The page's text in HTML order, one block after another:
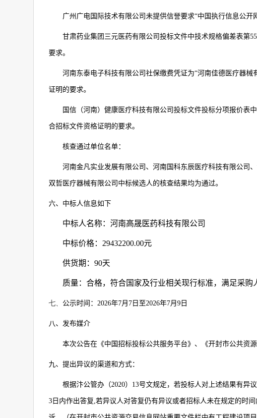
广州广电国际技术有限公司未提供信誉要求“中国执行信息公
甘肃药业集团三元医药有限公司投标文件中技术规格偏差表第55
要求。
河南东泰电子科技有限公司社保缴费凭证为“河南佳德医疗器械
证明的要求。
国信（河南）健康医疗科技有限公司投标文件投标分项报价表
合招标文件资格证明的要求。
核查通过单位名单：
河南金凡实业发展有限公司、河南国科东辰医疗科技有限公司
双哲医疗器械有限公司中标候选人的核查结果均为通过。
六、中标人信息如下
中标人名称：河南高晟医药科技有限公司
中标价格： 29432200.00元
供货期： 90天
质量：合格，符合国家及行业相关现行标准，满足采购
七、 公示时间： 2026年7月 7 日至2026年7月 9 日
八、发布媒介
本次公告在《中国招标投标公共服务平台》、《开封市公共资源
九、提出异议的渠道和方式：
根据汴公管办（2020） 13号文规定，若投标人对上述结果有异
3 日内作出答复 ,若异议人对答复仍有异议或者招标人未在规定的时